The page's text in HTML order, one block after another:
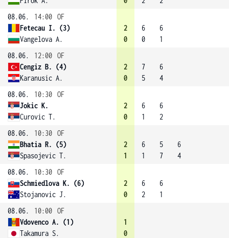
08.06.
14:00 OF
Fetecau I. (3)
Vangelova A.
2
0
6
0
6
1
08.06.
12:00 OF
Cengiz B. (4)
Karanusic A.
2
0
7
5
6
4
08.06.
10:30 OF
Jokic K.
Curovic T.
2
0
6
1
6
2
08.06.
10:30 OF
Bhatia R. (5)
Spasojevic T.
2
1
6
1
5
7
6
4
08.06.
10:30 OF
Schmiedlova K. (6)
Stojanovic J.
2
0
6
2
6
1
08.06.
10:00 OF
Vdovenco A. (1)
Takamura S.
1
0